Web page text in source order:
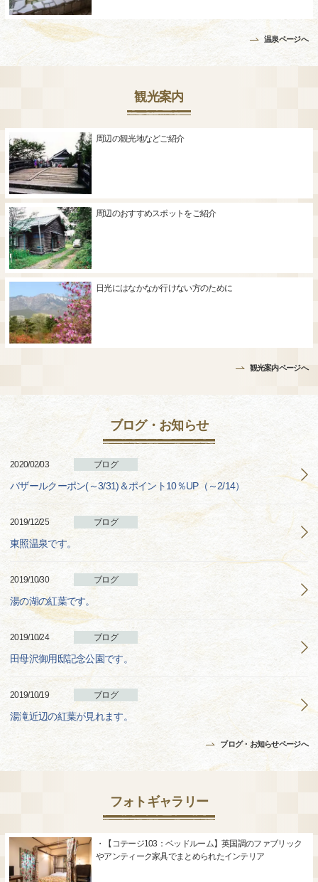
温泉ページへ
観光案内
周辺の観光地などご紹介
周辺のおすすめスポットをご紹介
日光にはなかなか行けない方のために
観光案内ページへ
ブログ・お知らせ
2020/02/03 ブログ
バザールクーポン(～3/31)＆ポイント10％UP（～2/14）
2019/12/25 ブログ
東照温泉です。
2019/10/30 ブログ
湯の湖の紅葉です。
2019/10/24 ブログ
田母沢御用邸記念公園です。
2019/10/19 ブログ
湯滝近辺の紅葉が見れます。
ブログ・お知らせページへ
フォトギャラリー
・【コテージ103：ベッドルーム】英国調のファブリック
やアンティーク家具でまとめられたインテリア